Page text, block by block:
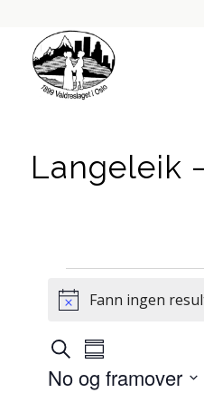
Langeleik
Hendingar
NoticeFann ingen
Hendingar
søk
Søk
Hending
Summary
No og framover